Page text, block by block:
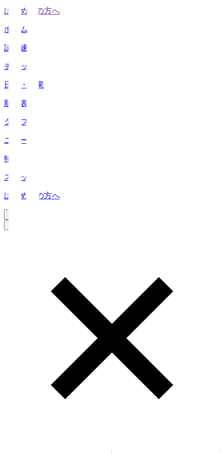
はじめての方へ
ホーム
試合速報
チケット
日程・結果
順位表
クラブ
ニュース
特集
スタッツ
はじめての方へ